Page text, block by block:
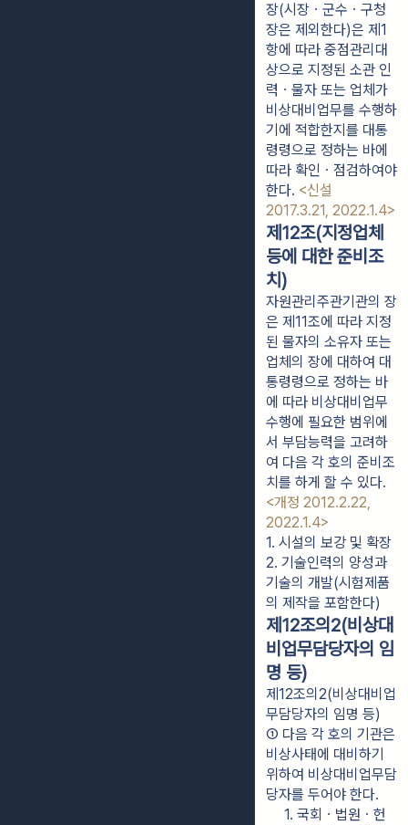
장(시장ㆍ군수ㆍ구청
장은 제외한다)은 제1
항에 따라 중점관리대
상으로 지정된 소관 인
력ㆍ물자 또는 업체가
비상대비업무를 수행하
기에 적합한지를 대통
령령으로 정하는 바에
따라 확인ㆍ점검하여야
한다. <신설
2017.3.21, 2022.1.4>
제12조(지정업체
등에 대한 준비조
치)
자원관리주관기관의 장
은 제11조에 따라 지정
된 물자의 소유자 또는
업체의 장에 대하여 대
통령령으로 정하는 바
에 따라 비상대비업무
수행에 필요한 범위에
서 부담능력을 고려하
여 다음 각 호의 준비조
치를 하게 할 수 있다.
<개정 2012.2.22,
2022.1.4>
1. 시설의 보강 및 확장
2. 기술인력의 양성과
기술의 개발(시험제품
의 제작을 포함한다)
제12조의2(비상대
비업무담당자의 임
명 등)
제12조의2(비상대비업
무담당자의 임명 등)
① 다음 각 호의 기관은
비상사태에 대비하기
위하여 비상대비업무담
당자를 두어야 한다.
1. 국회ㆍ법원ㆍ헌